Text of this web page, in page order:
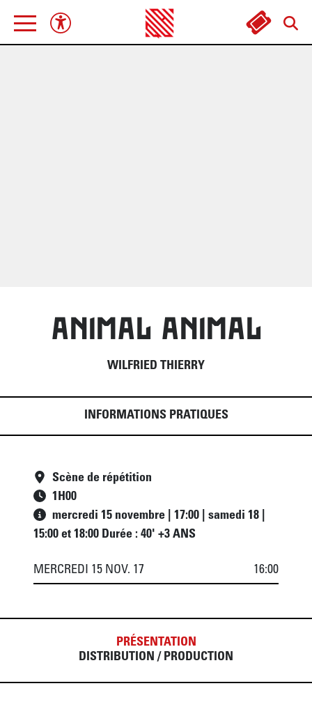
ANIMAL ANIMAL
WILFRIED THIERRY
INFORMATIONS PRATIQUES
Scène de répétition
1H00
mercredi 15 novembre | 17:00 | samedi 18 |
15:00 et 18:00 Durée : 40' +3 ANS
MERCREDI 15 NOV. 17 16:00
PRÉSENTATION
DISTRIBUTION / PRODUCTION